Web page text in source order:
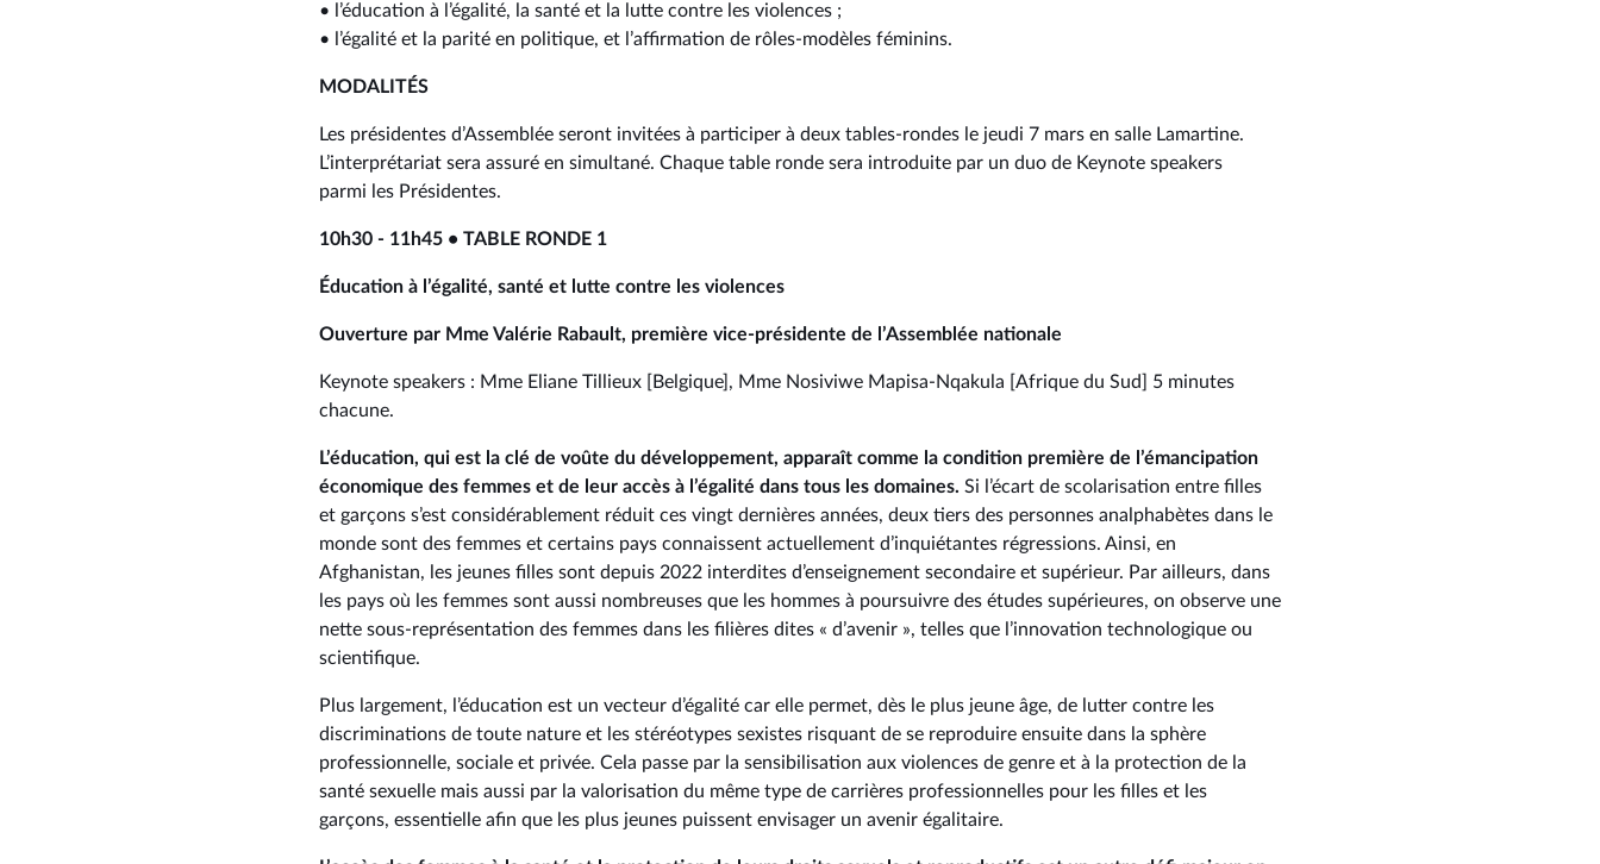
• l’éducation à l’égalité, la santé et la lutte contre les violences ;
• l’égalité et la parité en politique, et l’affirmation de rôles-modèles féminins.
MODALITÉS
Les présidentes d’Assemblée seront invitées à participer à deux tables-rondes le jeudi 7 mars en salle Lamartine.
L’interprétariat sera assuré en simultané. Chaque table ronde sera introduite par un duo de Keynote speakers
parmi les Présidentes.
10h30 - 11h45 • TABLE RONDE 1
Éducation à l’égalité, santé et lutte contre les violences
Ouverture par Mme Valérie Rabault, première vice-présidente de l’Assemblée nationale
Keynote speakers : Mme Eliane Tillieux [Belgique], Mme Nosiviwe Mapisa-Nqakula [Afrique du Sud] 5 minutes
chacune.
L’éducation, qui est la clé de voûte du développement, apparaît comme la condition première de l’émancipation
économique des femmes et de leur accès à l’égalité dans tous les domaines. Si l’écart de scolarisation entre filles
et garçons s’est considérablement réduit ces vingt dernières années, deux tiers des personnes analphabètes dans le
monde sont des femmes et certains pays connaissent actuellement d’inquiétantes régressions. Ainsi, en
Afghanistan, les jeunes filles sont depuis 2022 interdites d’enseignement secondaire et supérieur. Par ailleurs, dans
les pays où les femmes sont aussi nombreuses que les hommes à poursuivre des études supérieures, on observe une
nette sous-représentation des femmes dans les filières dites « d’avenir », telles que l’innovation technologique ou
scientifique.
Plus largement, l’éducation est un vecteur d’égalité car elle permet, dès le plus jeune âge, de lutter contre les
discriminations de toute nature et les stéréotypes sexistes risquant de se reproduire ensuite dans la sphère
professionnelle, sociale et privée. Cela passe par la sensibilisation aux violences de genre et à la protection de la
santé sexuelle mais aussi par la valorisation du même type de carrières professionnelles pour les filles et les
garçons, essentielle afin que les plus jeunes puissent envisager un avenir égalitaire.